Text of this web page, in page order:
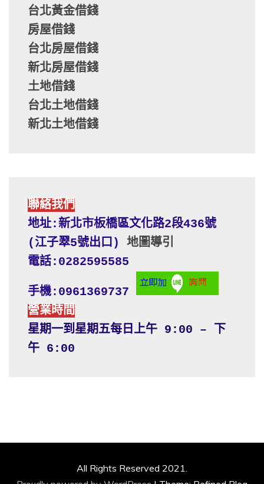
台北黃金借錢
房屋借錢
台北房屋借錢
新北房屋借錢
土地借錢
台北土地借錢
新北土地借錢
聯絡我們
地址:新北市板橋區文化路2段436號
(江子翠5號出口) 地圖導引
電話:0282595585
手機:0961369737
營業時間
星期一到星期五每日上午 9:00 – 下
午 6:00
All Rights Reserved 2021.